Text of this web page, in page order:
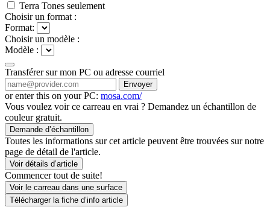
Terra Tones seulement
Choisir un format :
Format:
Choisir un modèle :
Modèle :
Transférer sur mon PC ou adresse courriel
Envoyer
or enter this on your PC: mosa.com/
Vous voulez voir ce carreau en vrai ? Demandez un échantillon de
couleur gratuit.
Demande d’échantillon
Toutes les informations sur cet article peuvent être trouvées sur notre
page de détail de l'article.
Voir détails d’article
Commencer tout de suite!
Voir le carreau dans une surface
Télécharger la fiche d’info article